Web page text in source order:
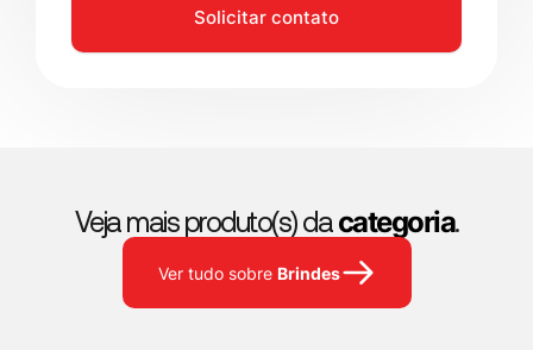
Solicitar contato
Veja mais produto(s) dacategoria.
Ver tudo sobre Brindes